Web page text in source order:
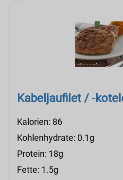
Kabeljaufilet / -
Kalorien: 86
Kohlenhydrate: 0.1g
Protein: 18g
Fette: 1.5g